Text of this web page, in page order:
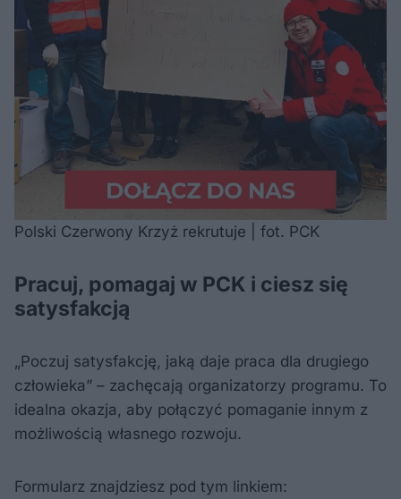
Polski Czerwony Krzyż rekrutuje | fot. PCK
Pracuj, pomagaj w PCK i ciesz się
satysfakcją
„Poczuj satysfakcję, jaką daje praca dla drugiego
człowieka” – zachęcają organizatorzy programu. To
idealna okazja, aby połączyć pomaganie innym z
możliwością własnego rozwoju.
Formularz znajdziesz pod tym linkiem: